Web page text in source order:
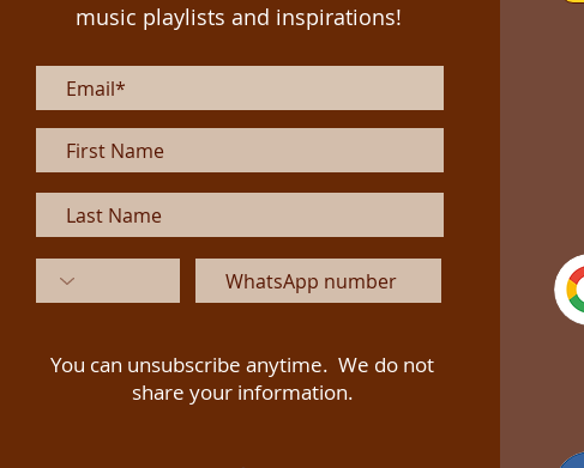
music playlists and inspirations!
You can unsubscribe anytime. We do not
share your information.